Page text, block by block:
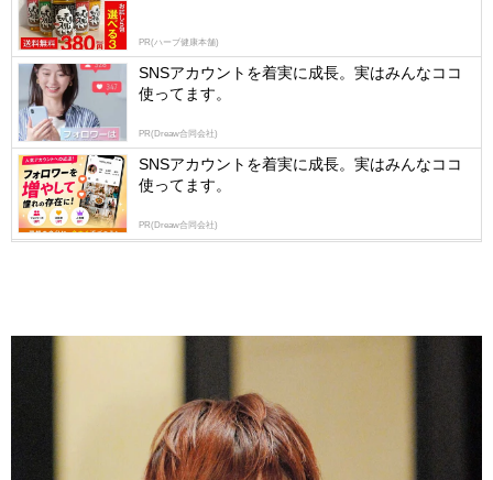
PR(ハーブ健康本舗)
SNSアカウントを着実に成長。実はみんなココ
使ってます。
PR(Dreaw合同会社)
SNSアカウントを着実に成長。実はみんなココ
使ってます。
PR(Dreaw合同会社)